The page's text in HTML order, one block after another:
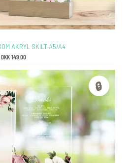
AKRYL SKILT A5/A4
DKK149.00
🔒